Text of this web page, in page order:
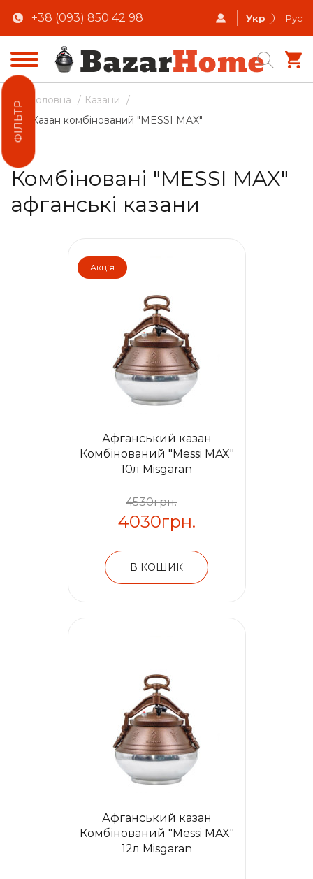
+38 (093) 850 42 98 Укр Рус
Головна / Казани /
Казан комбінований "MESSI MAX"
Комбіновані "MESSI MAX"
афганські казани
Акція
Афганський казан
Комбінований "Messi MAX"
10л Misgaran
4530грн.
4030грн.
В КОШИК
Афганський казан
Комбінований "Messi MAX"
12л Misgaran
ФІЛЬТР